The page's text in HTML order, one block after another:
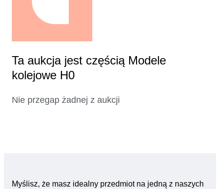
Ta aukcja jest częścią Modele
kolejowe H0
Nie przegap żadnej z aukcji
Myślisz, że masz idealny przedmiot na jedną z naszych